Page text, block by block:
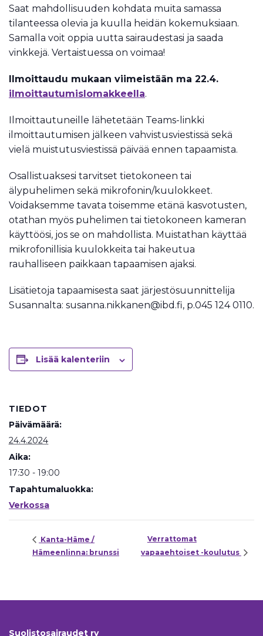
Saat mahdollisuuden kohdata muita samassa
tilanteessa olevia ja kuulla heidän kokemuksiaan.
Samalla voit oppia uutta sairaudestasi ja saada
vinkkejä. Vertaistuessa on voimaa!
Ilmoittaudu mukaan viimeistään ma 22.4.
ilmoittautumislomakkeella.
Ilmoittautuneille lähetetään Teams-linkki
ilmoittautumisen jälkeen vahvistusviestissä sekä
vielä muistutusviestissä päivää ennen tapaamista.
Osallistuaksesi tarvitset tietokoneen tai
älypuhelimen sekä mikrofonin/kuulokkeet.
Voidaksemme tavata toisemme etänä kasvotusten,
otathan myös puhelimen tai tietokoneen kameran
käyttöösi, jos se on mahdollista. Muistathan käyttää
mikrofonillisia kuulokkeita tai hakeutua
rauhalliseen paikkaan tapaamisen ajaksi.
Lisätietoja tapaamisesta saat järjestösuunnittelija
Susannalta: susanna.nikkanen@ibd.fi, p.045 124 0110.
Lisää kalenteriin
TIEDOT
Päivämäärä:
24.4.2024
Aika:
17:30 - 19:00
Tapahtumaluokka:
Verkossa
Kanta-Häme /
Hämeenlinna: brunssi
Verrattomat
vapaaehtoiset -koulutus
Suolistosairaudet ry